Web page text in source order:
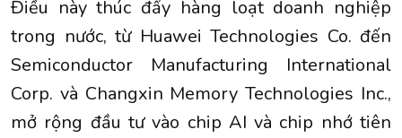
Điều này thúc đẩy hàng loạt doanh nghiệp
trong nước, từ Huawei Technologies Co. đến
Semiconductor Manufacturing International
Corp. và Changxin Memory Technologies Inc.,
mở rộng đầu tư vào chip AI và chip nhớ tiên